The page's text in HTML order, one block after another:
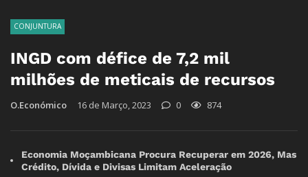
CONJUNTURA
INGD com défice de 7,2 mil
milhões de meticais de recursos
O.Económico 16 de Março, 2023 0 874
Economia Moçambicana Procura Recuperar em 2026, Mas
Crédito, Dívida e Divisas Limitam Aceleração